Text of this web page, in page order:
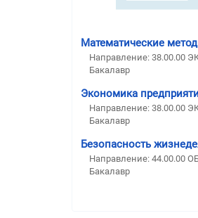
Математические
Направление: 38.00.00
Бакалавр
Экономика
Направление: 38.00.00
Бакалавр
Безопасность
Направление: 44.00.00
Бакалавр